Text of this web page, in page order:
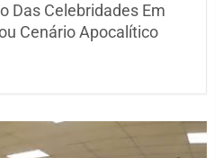
Das Celebridades Em
Cenário Apocalítico